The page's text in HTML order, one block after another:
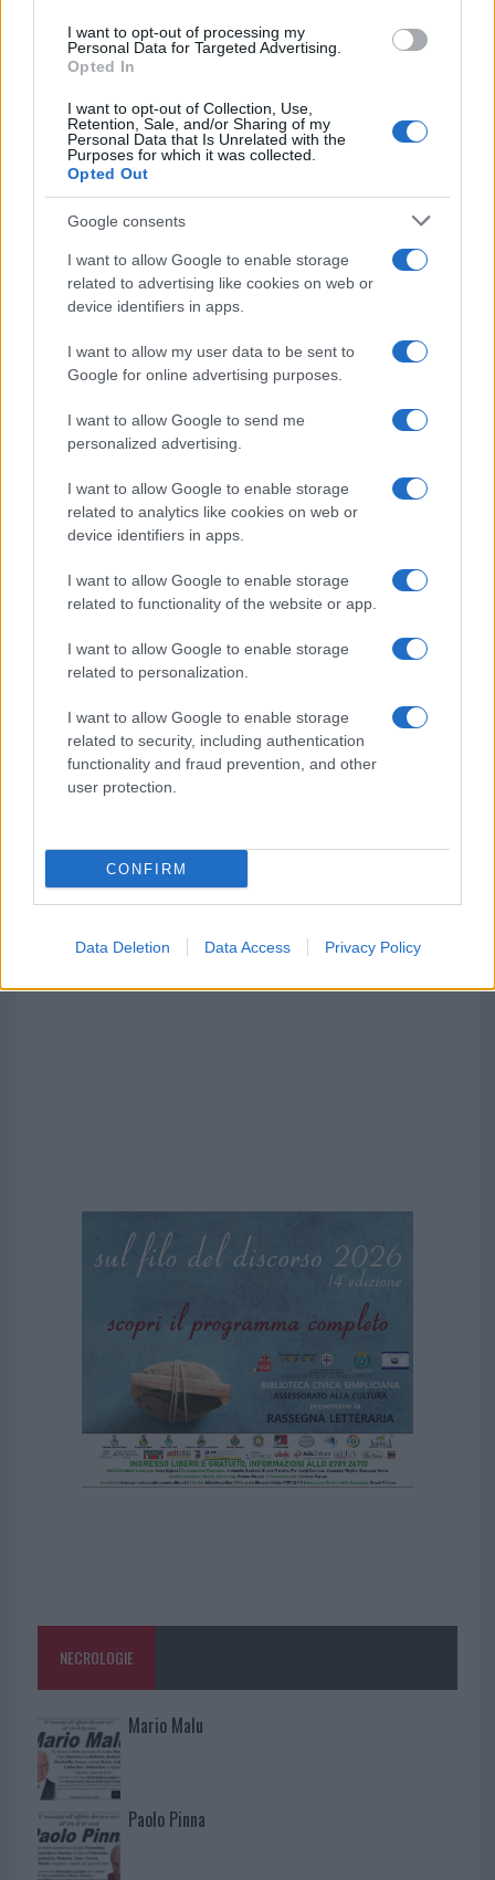
I want to opt-out of processing my
Personal Data for Targeted Advertising.
Opted In
I want to opt-out of Collection, Use,
Retention, Sale, and/or Sharing of my
Personal Data that Is Unrelated with the
Purposes for which it was collected.
Opted Out
Google consents
I want to allow Google to enable storage
related to advertising like cookies on web or
device identifiers in apps.
I want to allow my user data to be sent to
Google for online advertising purposes.
I want to allow Google to send me
personalized advertising.
I want to allow Google to enable storage
related to analytics like cookies on web or
device identifiers in apps.
I want to allow Google to enable storage
related to functionality of the website or app.
I want to allow Google to enable storage
related to personalization.
I want to allow Google to enable storage
related to security, including authentication
functionality and fraud prevention, and other
user protection.
CONFIRM
Data Deletion Data Access Privacy Policy
Turiste si perdono a Tavolara: salvate dai vigili
del fuoco
Meteo Olbia 6 agosto, migliora il tempo in
Gallura
Incidente Olbia, poliziotto in vacanza salva 6
persone: due bimbi tra i feriti
Red Valley Festival, musica no-stop a Olbia fino
alle 5
NECROLOGIE
Mario Malu
Paolo Pinna